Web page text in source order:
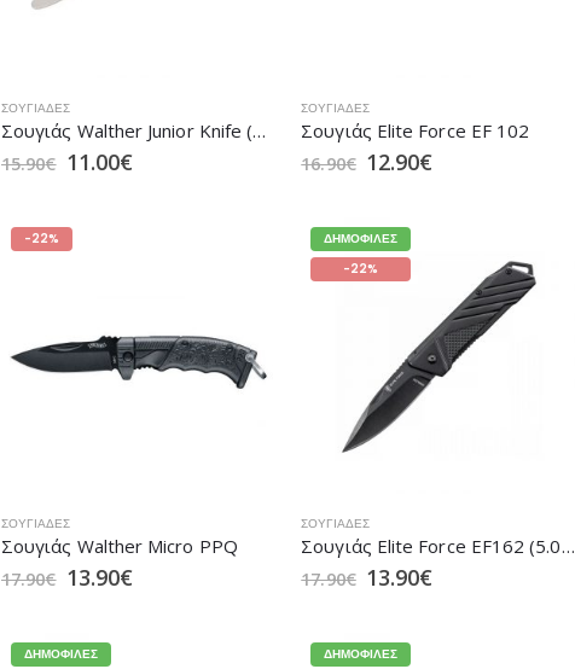
ΣΟΥΓΙΆΔΕΣ
Σουγιάς Walther Junior Knife (5.0723)
15.90€ 11.00€
ΣΟΥΓΙΆΔΕΣ
Σουγιάς Elite Force EF 102
16.90€ 12.90€
-22%
ΣΟΥΓΙΆΔΕΣ
Σουγιάς Walther Micro PPQ
17.90€ 13.90€
ΔΗΜΟΦΙΛΈΣ
-22%
ΣΟΥΓΙΆΔΕΣ
Σουγιάς Elite Force EF162 (5.0970)
17.90€ 13.90€
ΔΗΜΟΦΙΛΈΣ
ΔΗΜΟΦΙΛΈΣ